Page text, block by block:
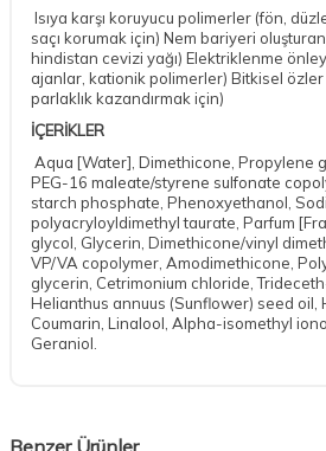
Isıya karşı koruyucu polimerler (fön,
saçı korumak için) Nem bariyeri
hindistan cevizi yağı) Elektriklenme
ajanlar, kationik polimerler) Bitkisel özler
parlaklık kazandırmak için)
İÇERİKLER
Aqua [Water], Dimethicone, Propylene
PEG-16 maleate/styrene sulfonate
starch phosphate, Phenoxyethanol,
polyacryloyldimethyl taurate, Parfum
glycol, Glycerin, Dimethicone/vinyl
VP/VA copolymer, Amodimethicone,
glycerin, Cetrimonium chloride,
Helianthus annuus (Sunflower) seed oil,
Coumarin, Linalool, Alpha-isomethyl
Geraniol.
Benzer Ürünler